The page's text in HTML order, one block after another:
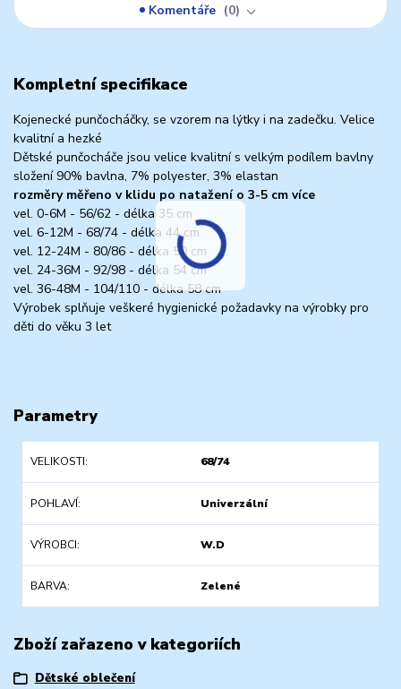
Komentáře
0
Kompletní specifikace
Kojenecké punčocháčky, se vzorem na lýtky i na zadečku. Velice
kvalitní a hezké
Dětské punčocháče jsou velice kvalitní s velkým podílem bavlny
složení 90% bavlna, 7% polyester, 3% elastan
rozměry měřeno v klidu po natažení o 3-5 cm více
vel. 0-6M - 56/62 - délka 35 cm
vel. 6-12M - 68/74 - délka 44 cm
vel. 12-24M - 80/86 - délka 50 cm
vel. 24-36M - 92/98 - délka 54 cm
vel. 36-48M - 104/110 - délka 58 cm
Výrobek splňuje veškeré hygienické požadavky na výrobky pro
děti do věku 3 let
Parametry
VELIKOSTI 68/74
POHLAVÍ Univerzální
VÝROBCI W.D
BARVA Zelené
Zboží zařazeno v kategoriích
Dětské oblečení